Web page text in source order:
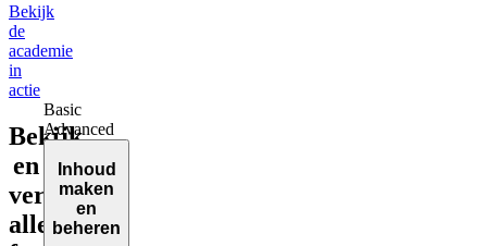
Bekijk
de
academie
in
actie
Bekijk
en
vergelijk
alle
Basic
Advanced
Inhoud
maken
en
beheren